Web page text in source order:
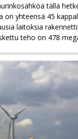
tällä
on yhteensä 45
laitoksia
teho on 478